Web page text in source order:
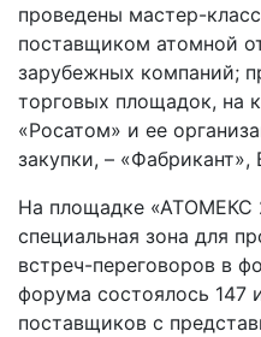
проведены мастер-
поставщиком атомной
зарубежных компаний;
торговых площадок, на
«Росатом» и ее
закупки, – «Фабрикант»,
На площадке «АТОМЕКС
специальная зона для
встреч-переговоров в
форума состоялось 147
поставщиков с